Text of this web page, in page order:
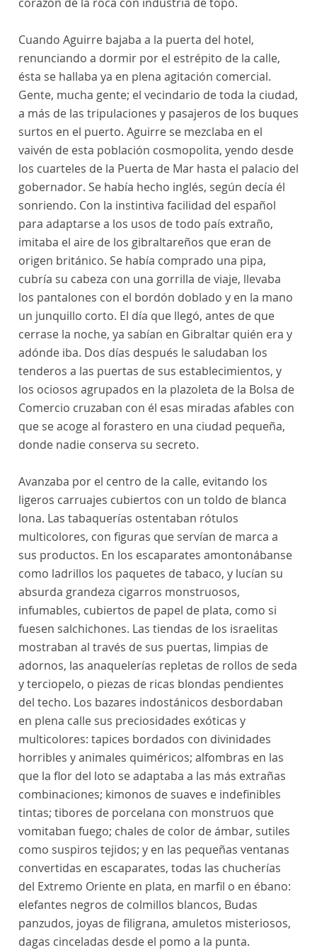
Cuando Aguirre bajaba a la puerta del hotel,
renunciando a dormir por el estrépito de la calle,
ésta se hallaba ya en plena agitación comercial.
Gente, mucha gente; el vecindario de toda la ciudad,
a más de las tripulaciones y pasajeros de los buques
surtos en el puerto. Aguirre se mezclaba en el
vaivén de esta población cosmopolita, yendo desde
los cuarteles de la Puerta de Mar hasta el palacio del
gobernador. Se había hecho inglés, según decía él
sonriendo. Con la instintiva facilidad del español
para adaptarse a los usos de todo país extraño,
imitaba el aire de los gibraltareños que eran de
origen británico. Se había comprado una pipa,
cubría su cabeza con una gorrilla de viaje, llevaba
los pantalones con el bordón doblado y en la mano
un junquillo corto. El día que llegó, antes de que
cerrase la noche, ya sabían en Gibraltar quién era y
adónde iba. Dos días después le saludaban los
tenderos a las puertas de sus establecimientos, y
los ociosos agrupados en la plazoleta de la Bolsa de
Comercio cruzaban con él esas miradas afables con
que se acoge al forastero en una ciudad pequeña,
donde nadie conserva su secreto.
Avanzaba por el centro de la calle, evitando los
ligeros carruajes cubiertos con un toldo de blanca
lona. Las tabaquerías ostentaban rótulos
multicolores, con figuras que servían de marca a
sus productos. En los escaparates amontonábanse
como ladrillos los paquetes de tabaco, y lucían su
absurda grandeza cigarros monstruosos,
infumables, cubiertos de papel de plata, como si
fuesen salchichones. Las tiendas de los israelitas
mostraban al través de sus puertas, limpias de
adornos, las anaquelerías repletas de rollos de seda
y terciopelo, o piezas de ricas blondas pendientes
del techo. Los bazares indostánicos desbordaban
en plena calle sus preciosidades exóticas y
multicolores: tapices bordados con divinidades
horribles y animales quiméricos; alfombras en las
que la flor del loto se adaptaba a las más extrañas
combinaciones; kimonos de suaves e indefinibles
tintas; tibores de porcelana con monstruos que
vomitaban fuego; chales de color de ámbar, sutiles
como suspiros tejidos; y en las pequeñas ventanas
convertidas en escaparates, todas las chucherías
del Extremo Oriente en plata, en marfil o en ébano:
elefantes negros de colmillos blancos, Budas
panzudos, joyas de filigrana, amuletos misteriosos,
dagas cinceladas desde el pomo a la punta.